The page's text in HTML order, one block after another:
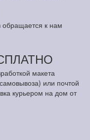
обращается к нам
макета
или почтой
курьером на дом от